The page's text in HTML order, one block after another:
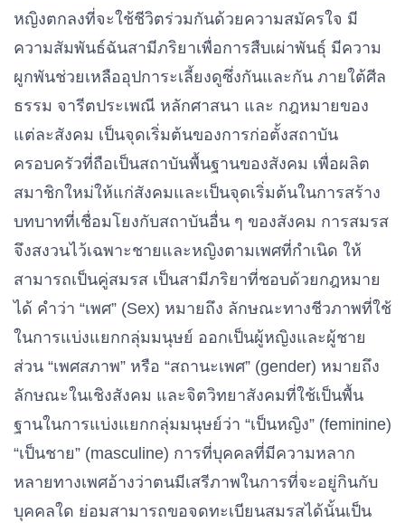
หญิงตกลงที่จะใช้ชีวิตร่วมกันด้วยความสมัครใจ มี
ความสัมพันธ์ฉันสามีภริยาเพื่อการสืบเผ่าพันธุ์ มีความ
ผูกพันช่วยเหลืออุปการะเลี้ยงดูซึ่งกันและกัน ภายใต้ศีล
ธรรม จารีตประเพณี หลักศาสนา และ กฎหมายของ
แต่ละสังคม เป็นจุดเริ่มต้นของการก่อตั้งสถาบัน
ครอบครัวที่ถือเป็นสถาบันพื้นฐานของสังคม เพื่อผลิต
สมาชิกใหม่ให้แก่สังคมและเป็นจุดเริ่มต้นในการสร้าง
บทบาทที่เชื่อมโยงกับสถาบันอื่น ๆ ของสังคม การสมรส
จึงสงวนไว้เฉพาะชายและหญิงตามเพศที่กําเนิด ให้
สามารถเป็นคู่สมรส เป็นสามีภริยาที่ชอบด้วยกฎหมาย
ได้ คําว่า “เพศ” (Sex) หมายถึง ลักษณะทางชีวภาพที่ใช้
ในการแบ่งแยกกลุ่มมนุษย์ ออกเป็นผู้หญิงและผู้ชาย
ส่วน “เพศสภาพ” หรือ “สถานะเพศ” (gender) หมายถึง
ลักษณะในเชิงสังคม และจิตวิทยาสังคมที่ใช้เป็นพื้น
ฐานในการแบ่งแยกกลุ่มมนุษย์ว่า “เป็นหญิง” (feminine)
“เป็นชาย” (masculine) การที่บุคคลที่มีความหลาก
หลายทางเพศอ้างว่าตนมีเสรีภาพในการที่จะอยู่กินกับ
บุคคลใด ย่อมสามารถขอจดทะเบียนสมรสได้นั้นเป็น